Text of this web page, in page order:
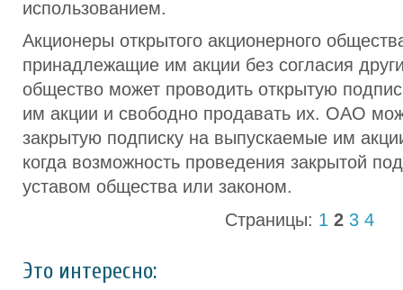
использованием.
Акционеры открытого акционерного
принадлежащие им акции без согласия
общество может проводить открытую
им акции и свободно продавать их. ОАО
закрытую подписку на выпускаемые им
когда возможность проведения закрытой
уставом общества или законом.
Страницы: 1 2 3 4
Это интересно: